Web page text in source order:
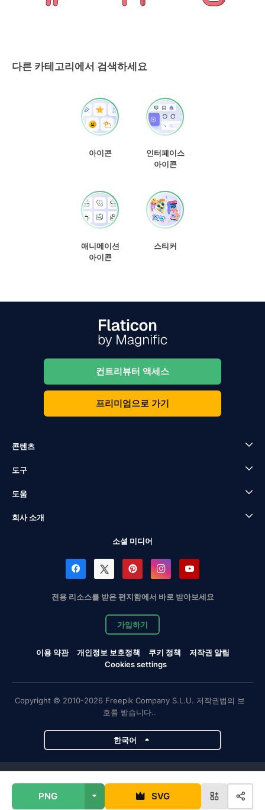
PNG SVG
다른 카테고리에서 검색하세요
아이콘
인터페이스
아이콘
애니메이션
아이콘
스티커
컨트리뷰터 액세스
프리미엄으로 가기
콘텐츠
도구
도움
회사 소개
소셜 미디어
전용 리소스를 받은 편지함에서 바로 받아보세요
가입하기
이용 약관 개인정보 보호정책 쿠키 정책
저작권 알림
Cookies settings
Copyright © 2010-2026 Freepik Company S.L.U. 저작권법의 보
호를 받습니다..
한국어